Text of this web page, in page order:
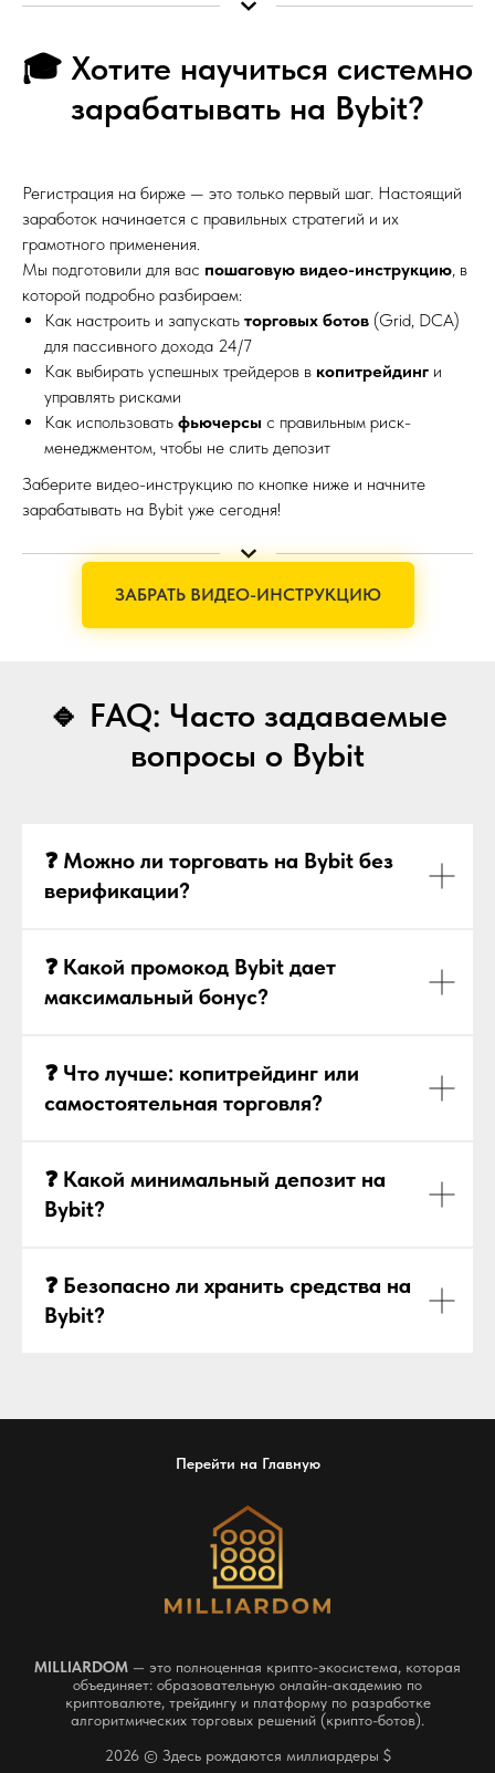
🎓 Хотите научиться системно
зарабатывать на Bybit?
Регистрация на бирже — это только первый шаг. Настоящий
заработок начинается с правильных стратегий и их
грамотного применения.
Мы подготовили для вас пошаговую видео-инструкцию, в
которой подробно разбираем:
Как настроить и запускать торговых ботов (Grid, DCA)
для пассивного дохода 24/7
Как выбирать успешных трейдеров в копитрейдинг и
управлять рисками
Как использовать фьючерсы с правильным риск-
менеджментом, чтобы не слить депозит
Заберите видео-инструкцию по кнопке ниже и начните
зарабатывать на Bybit уже сегодня!
ЗАБРАТЬ ВИДЕО-ИНСТРУКЦИЮ
🔹 FAQ: Часто задаваемые
вопросы о Bybit
❓ Можно ли торговать на Bybit без
верификации?
❓ Какой промокод Bybit дает
максимальный бонус?
❓ Что лучше: копитрейдинг или
самостоятельная торговля?
❓ Какой минимальный депозит на
Bybit?
❓ Безопасно ли хранить средства на
Bybit?
Перейти на Главную
MILLIARDOM — это полноценная крипто-экосистема, которая
объединяет: образовательную онлайн-академию по
криптовалюте, трейдингу и платформу по разработке
алгоритмических торговых решений (крипто-ботов).
2026 © Здесь рождаются миллиардеры $